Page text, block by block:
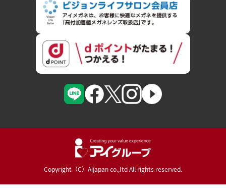
Copyright（C）Aijapan co.,Itd All rights reserved.